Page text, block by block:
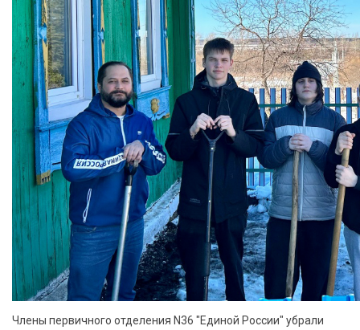
Члены первичного отделения N36 "Единой России" убрали